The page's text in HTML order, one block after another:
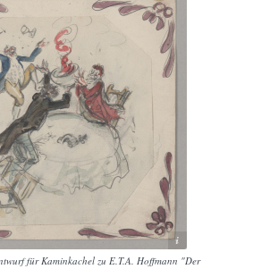
© In Copyright
für Kaminkachel zu E.T.A. Hoffmann "Der